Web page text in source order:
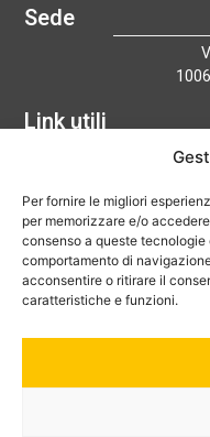
Per fornire le migliori
per memorizzare e/o
consenso a queste
comportamento di
acconsentire o ritirare il
caratteristiche e funzioni.
Sede
Link utili
Hai bisogno di